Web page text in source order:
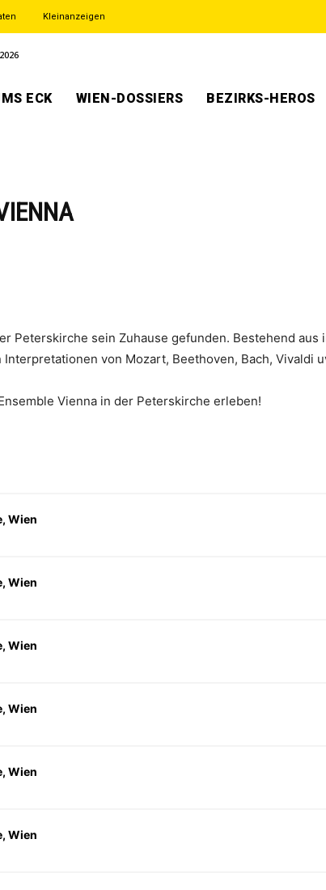
Kleinanzeigen
ECK WIEN-DOSSIERS BEZIRKS-HEROS
Peterskirche sein Zuhause gefunden. Bestehend
von Mozart, Beethoven, Bach, Vivaldi
Vienna in der Peterskirche erleben!
Wien
Wien
Wien
Wien
Wien
Wien